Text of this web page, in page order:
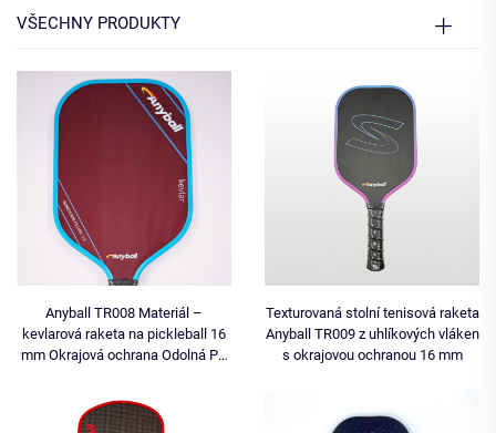
VŠECHNY PRODUKTY
Anyball TR008 Materiál –
kevlarová raketa na pickleball 16
mm Okrajová ochrana Odolná PP
Texturovaná stolní tenisová raketa
Anyball TR009 z uhlíkových vláken
s okrajovou ochranou 16 mm